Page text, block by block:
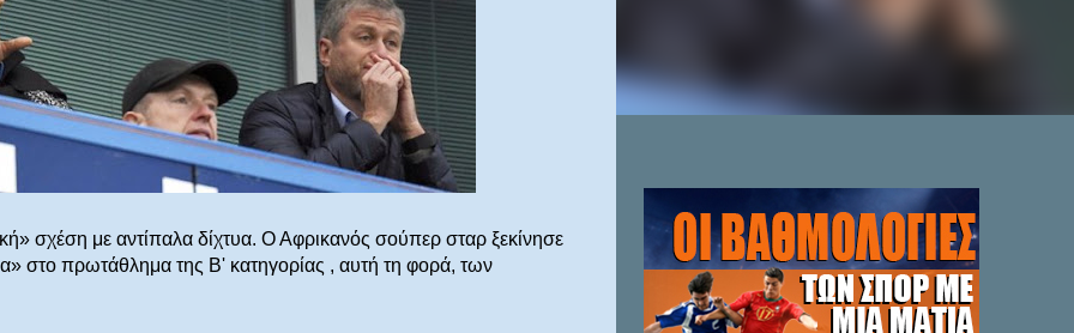
σχέση με αντίπαλα δίχτυα. Ο Αφρικανός σούπερ σταρ ξεκίνησε
στο πρωτάθλημα της Β' κατηγορίας , αυτή τη φορά, των